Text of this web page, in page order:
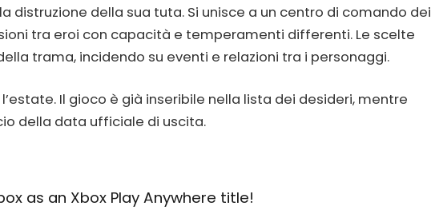
distruzione della sua tuta. Si unisce a un centro di comando dei
tra eroi con capacità e temperamenti differenti. Le scelte
trama, incidendo su eventi e relazioni tra i personaggi.
Il gioco è già inseribile nella lista dei desideri, mentre
della data ufficiale di uscita.
as an Xbox Play Anywhere title!